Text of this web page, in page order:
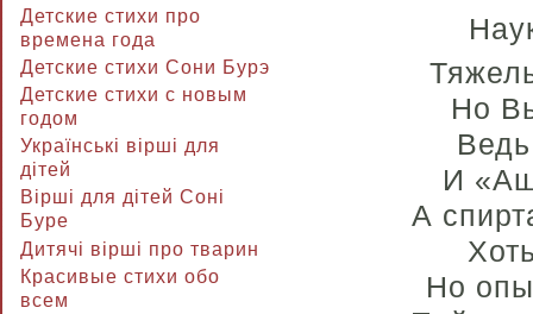
Детские стихи про
времена года
Детские стихи Сони Бурэ
Детские стихи с новым
годом
Українські вірші для
дітей
Вірші для дітей Соні
Буре
Дитячі вірші про тварин
Красивые стихи обо
всем
Но
И
А
Но